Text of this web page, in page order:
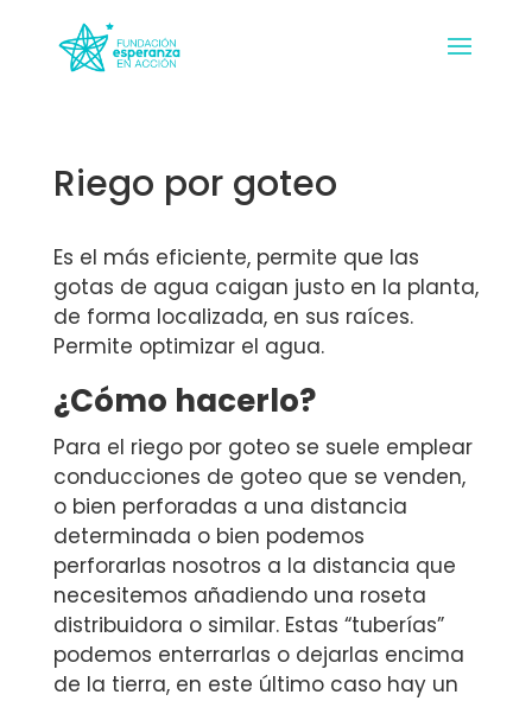
Riego por goteo
Es el más eficiente, permite que las
gotas de agua caigan justo en la planta,
de forma localizada, en sus raíces.
Permite optimizar el agua.
¿Cómo hacerlo?
Para el riego por goteo se suele emplear
conducciones de goteo que se venden,
o bien perforadas a una distancia
determinada o bien podemos
perforarlas nosotros a la distancia que
necesitemos añadiendo una roseta
distribuidora o similar. Estas “tuberías”
podemos enterrarlas o dejarlas encima
de la tierra, en este último caso hay un